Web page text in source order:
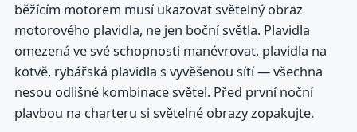
běžícím motorem musí ukazovat světelný obraz
motorového plavidla, ne jen boční světla. Plavidla
omezená ve své schopnosti manévrovat, plavidla na
kotvě, rybářská plavidla s vyvěšenou sítí — všechna
nesou odlišné kombinace světel. Před první noční
plavbou na charteru si světelné obrazy zopakujte.